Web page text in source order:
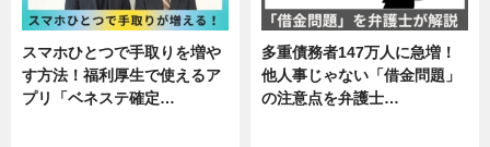
スマホひとつで手取りを増や
す方法！福利厚生で使えるア
プリ「ベネステ確定…
多重債務者147万人に急増！
他人事じゃない「借金問題」
の注意点を弁護士…